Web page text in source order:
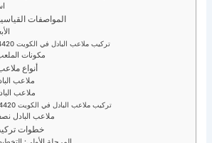
المواصفات
تركيب ملاعب البادل في الكويت 51064420
مكونات
أنواع
ملاعب
ملاعب
تركيب ملاعب البادل في الكويت 51064420
ملاعب البادل
خطوات